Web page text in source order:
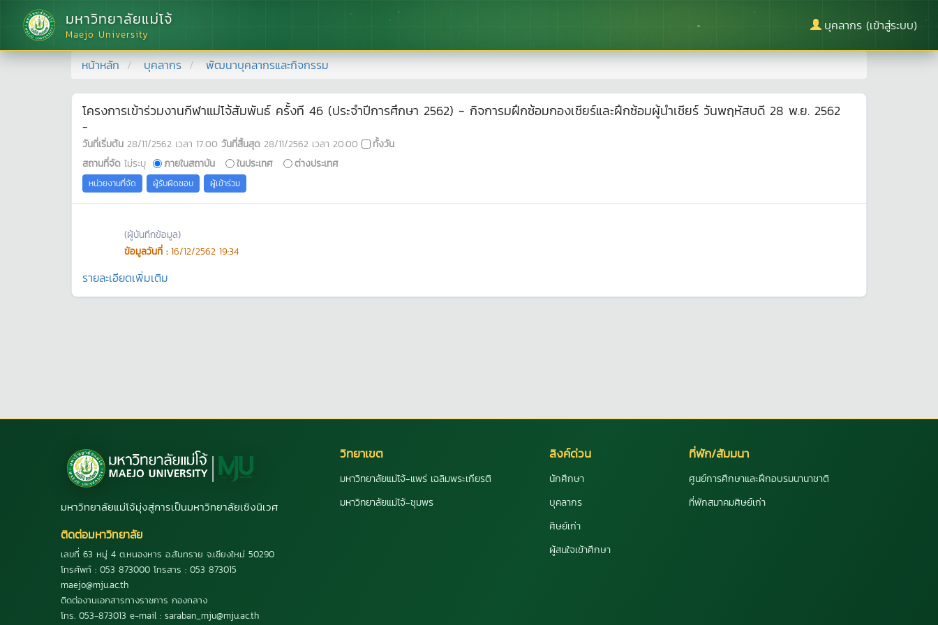
มหาวิทยาลัยแม่โจ้
Maejo University
บุคลากร (เข้าสู่ระบบ)
หน้าหลัก บุคลากร พัฒนาบุคลากรและกิจกรรม
โครงการเข้าร่วมงานกีฬาแม่โจ้สัมพันธ์ ครั้งที 46 (ประจำปีการศึกษา 2562) - กิจการมฝึกซ้อมกองเชียร์และฝึกซ้อมผู้นำเชียร์ วันพฤหัสบดี 28 พ.ย. 2562
-
วันที่เริ่มต้น 28/11/2562 เวลา 17:00 วันที่สิ้นสุด 28/11/2562 เวลา 20:00
ทั้งวัน
สถานที่จัด ไม่ระบุ ภายในสถาบัน ในประเทศ ต่างประเทศ
หน่วยงานที่จัด ผู้รับผิดชอบ ผู้เข้าร่วม
(ผู้บันทึกข้อมูล)
ข้อมูลวันที่ : 16/12/2562 19:34
รายละเอียดเพิ่มเติม
มหาวิทยาลัยแม่โจ้มุ่งสู่การเป็นมหาวิทยาลัยเชิงนิเวศ
ติดต่อมหาวิทยาลัย
เลขที่ 63 หมู่ 4 ต.หนองหาร อ.สันทราย จ.เชียงใหม่ 50290
โทรศัพท์ : 053 873000 โทรสาร : 053 873015
maejo@mju.ac.th
ติดต่องานเอกสารทางราชการ กองกลาง
โทร. 053-873013 e-mail : saraban_mju@mju.ac.th
วิทยาเขต
มหาวิทยาลัยแม่โจ้-แพร่ เฉลิมพระเกียรติ
มหาวิทยาลัยแม่โจ้-ชุมพร
ลิงค์ด่วน
นักศึกษา
บุคลากร
ศิษย์เก่า
ผู้สนใจเข้าศึกษา
ที่พัก/สัมมนา
ศูนย์การศึกษาและฝึกอบรมนานาชาติ
ที่พักสมาคมศิษย์เก่า